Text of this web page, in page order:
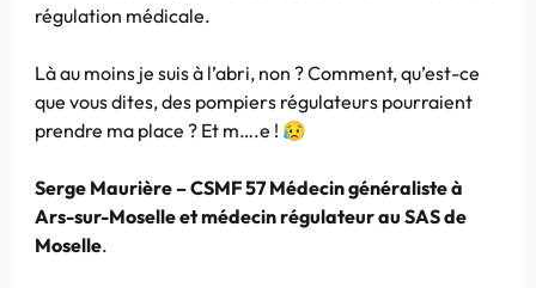
régulation médicale.
Là au moins je suis à l’abri, non ? Comment, qu’est-ce
que vous dites, des pompiers régulateurs pourraient
prendre ma place ? Et m….e ! 😥
Serge Maurière – CSMF 57 Médecin généraliste à
Ars-sur-Moselle et médecin régulateur au SAS de
Moselle.